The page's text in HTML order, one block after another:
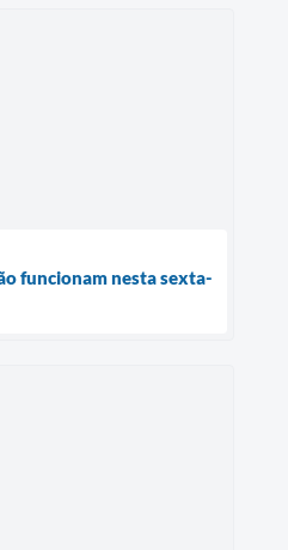
funcionam nesta sexta-